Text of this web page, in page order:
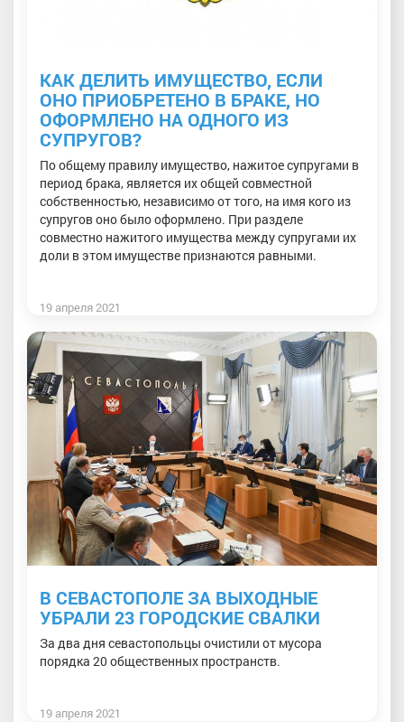
КАК ДЕЛИТЬ ИМУЩЕСТВО, ЕСЛИ
ОНО ПРИОБРЕТЕНО В БРАКЕ, НО
ОФОРМЛЕНО НА ОДНОГО ИЗ
СУПРУГОВ?
По общему правилу имущество, нажитое супругами в
период брака, является их общей совместной
собственностью, независимо от того, на имя кого из
супругов оно было оформлено. При разделе
совместно нажитого имущества между супругами их
доли в этом имуществе признаются равными.
19 апреля 2021
В СЕВАСТОПОЛЕ ЗА ВЫХОДНЫЕ
УБРАЛИ 23 ГОРОДСКИЕ СВАЛКИ
За два дня севастопольцы очистили от мусора
порядка 20 общественных пространств.
19 апреля 2021